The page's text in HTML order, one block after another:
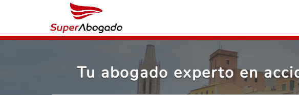
Tu abogado experto en